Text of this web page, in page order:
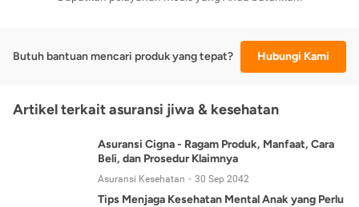
Butuh bantuan mencari produk yang tepat? Hubungi Kami
Artikel terkait asuransi jiwa & kesehatan
Asuransi Cigna - Ragam Produk, Manfaat, Cara
Beli, dan Prosedur Klaimnya
Asuransi Kesehatan 30 Sep 2042
Tips Menjaga Kesehatan Mental Anak yang Perlu